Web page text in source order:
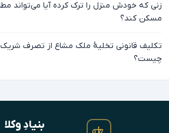
زنی که خودش منزل را ترک کرده آیا می‌تواند
مسکن کند؟
تکلیف قانونی تخلیهٔ ملک مشاع از تصرف
چیست؟
بنیادِ وکلا